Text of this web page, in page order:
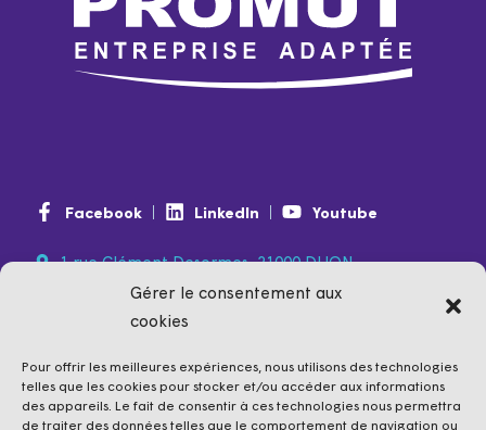
Gérer le consentement aux
cookies
Pour offrir les meilleures expériences, nous utilisons des technologies
telles que les cookies pour stocker et/ou accéder aux informations
des appareils. Le fait de consentir à ces technologies nous permettra
de traiter des données telles que le comportement de navigation ou
Facebook LinkedIn Youtube
1 rue Clément Desormes, 21000 DIJON
0974 350 350(non surtaxé)
contact@promut.fr
promut.fr